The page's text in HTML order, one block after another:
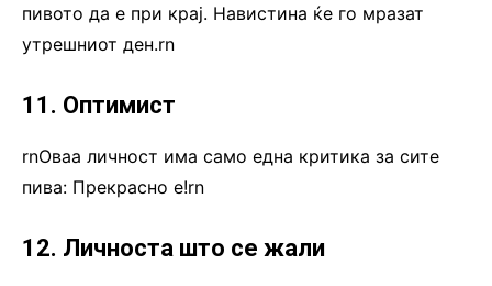
пивото да е при крај. Навистина ќе го мразат
утрешниот ден.rn
11. Оптимист
rnОваа личност има само една критика за сите
пива: Прекрасно е!rn
12. Личноста што се жали